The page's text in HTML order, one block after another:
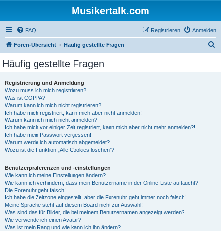
Musikertalk.com
FAQ Anmelden
Registrieren
Foren-Übersicht Häufig gestellte Fragen
Häufig gestellte Fragen
Registrierung und Anmeldung
Wozu muss ich mich registrieren?
Was ist COPPA?
Warum kann ich mich nicht registrieren?
Ich habe mich registriert, kann mich aber nicht anmelden!
Warum kann ich mich nicht anmelden?
Ich habe mich vor einiger Zeit registriert, kann mich aber nicht mehr anmelden?!
Ich habe mein Passwort vergessen!
Warum werde ich automatisch abgemeldet?
Wozu ist die Funktion „Alle Cookies löschen“?
Benutzerpräferenzen und -einstellungen
Wie kann ich meine Einstellungen ändern?
Wie kann ich verhindern, dass mein Benutzername in der Online-Liste auftaucht?
Die Forenuhr geht falsch!
Ich habe die Zeitzone eingestellt, aber die Forenuhr geht immer noch falsch!
Meine Sprache steht auf diesem Board nicht zur Auswahl!
Was sind das für Bilder, die bei meinem Benutzernamen angezeigt werden?
Wie verwende ich einen Avatar?
Was ist mein Rang und wie kann ich ihn ändern?